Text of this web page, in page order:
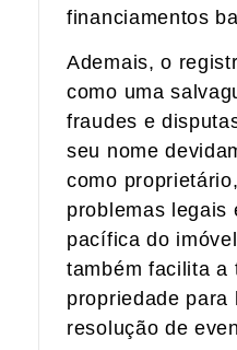
financiamentos
Ademais, o
como uma
fraudes e
seu nome
como
problemas legais
pacífica do
também facilita a
propriedade para
resolução de